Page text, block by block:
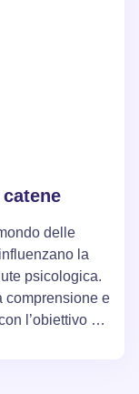
delle
la
psicologica.
comprensione e
l’obiettivo di